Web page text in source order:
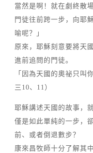
當然是啊！就在劇終散
門徒往前跨一步，向耶
喻呢？」
原來，耶穌刻意要將天
進前追問的門徒。
「因為天國的奧祕只叫
三10、11）
耶穌講述天國的故事，
僅是如此單純的一步，
前、或者倒退數步？
康來昌牧師十分了解其